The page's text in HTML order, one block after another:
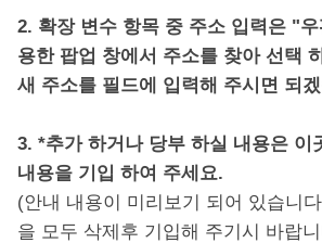
2. 확장 변수 항목 중 주소 입력은 "우
용한 팝업 창에서 주소를 찾아 선택
새 주소를 필드에 입력해 주시면 되
3. *추가 하거나 당부 하실 내용은 이
내용을 기입 하여 주세요.
(안내 내용이 미리보기 되어 있습니
을 모두 삭제후 기입해 주기시 바랍